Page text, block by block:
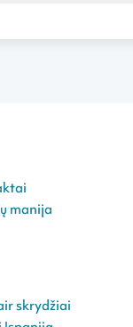
manija
skrydžiai